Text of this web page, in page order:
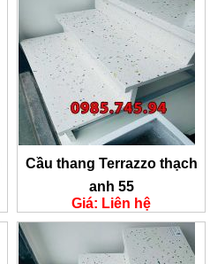
Cầu thang Terrazzo thạch
anh 55
Giá: Liên hệ